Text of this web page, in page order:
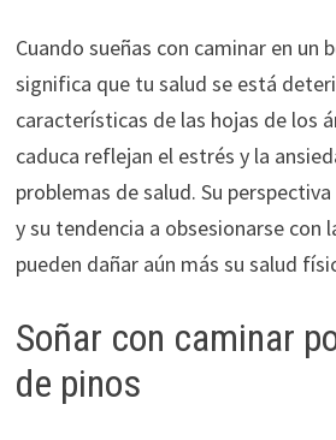
Cuando sueñas con caminar en un
significa que tu salud se está
características de las hojas de los
caduca reflejan el estrés y la
problemas de salud. Su
y su tendencia a obsesionarse con
pueden dañar aún más su salud
Soñar con caminar
de pinos